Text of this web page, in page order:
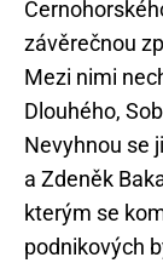
závěrečnou
Mezi nimi
Dlouhého,
Nevyhnou se
a Zdeněk
kterým se
podnikových